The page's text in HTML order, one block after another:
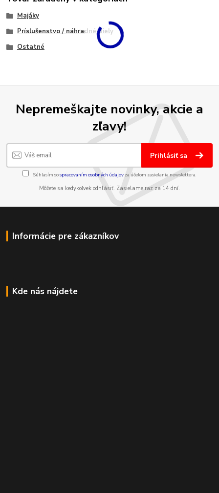
Majáky
Príslušenstvo / náhradné diely
Ostatné
Nepremeškajte novinky, akcie a
zľavy!
Prihlásiť sa
Súhlasím sospracovaním osobných údajov za účelom zasielania newslettera.
Môžete sa kedykoľvek odhlásiť. Zasielame raz za 14 dní.
Informácie pre zákazníkov
Kde nás nájdete